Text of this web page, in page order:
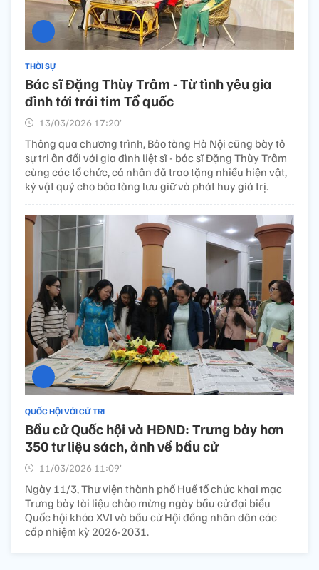
THỜI SỰ
Bác sĩ Đặng Thùy Trâm - Từ tình yêu gia
đình tới trái tim Tổ quốc
13/03/2026 17:20’
Thông qua chương trình, Bảo tàng Hà Nội cũng bày tỏ
sự tri ân đối với gia đình liệt sĩ - bác sĩ Đặng Thùy Trâm
cùng các tổ chức, cá nhân đã trao tặng nhiều hiện vật,
kỷ vật quý cho bảo tàng lưu giữ và phát huy giá trị.
QUỐC HỘI VỚI CỬ TRI
Bầu cử Quốc hội và HĐND: Trưng bày hơn
350 tư liệu sách, ảnh về bầu cử
11/03/2026 11:09’
Ngày 11/3, Thư viện thành phố Huế tổ chức khai mạc
Trưng bày tài liệu chào mừng ngày bầu cử đại biểu
Quốc hội khóa XVI và bầu cử Hội đồng nhân dân các
cấp nhiệm kỳ 2026-2031.